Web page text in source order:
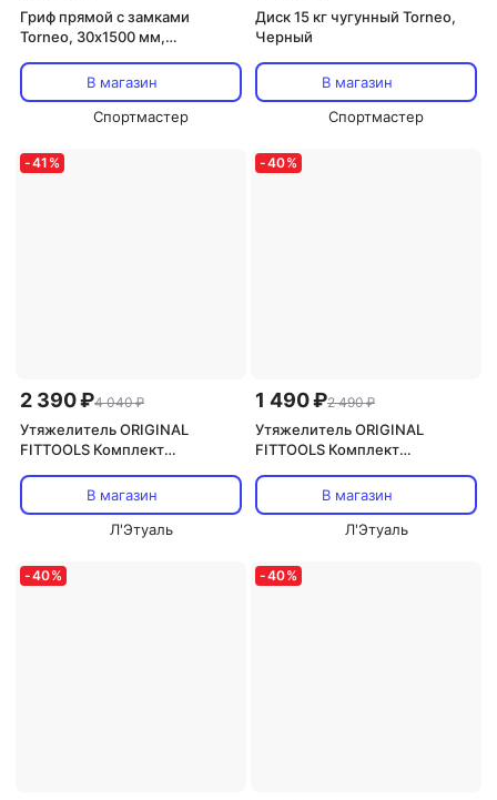
Гриф прямой с замками
Torneo, 30х1500 мм,
В магазин
Спортмастер
Диск 15 кг чугунный Torneo,
Черный
В магазин
Спортмастер
-41 %
2 390 ₽4 040 ₽
Утяжелитель ORIGINAL
FITTOOLS Комплект
В магазин
Л'Этуаль
-40%
1 490 ₽2 490 ₽
Утяжелитель ORIGINAL
FITTOOLS Комплект
В магазин
Л'Этуаль
-40% -40%